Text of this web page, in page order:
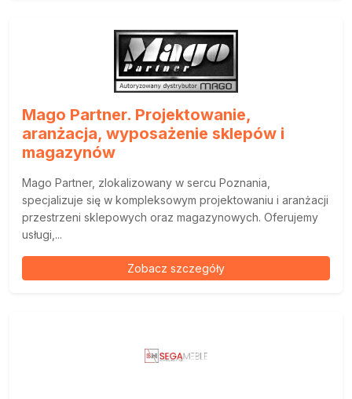
Mago Partner. Projektowanie,
aranżacja, wyposażenie sklepów i
magazynów
Mago Partner, zlokalizowany w sercu Poznania,
specjalizuje się w kompleksowym projektowaniu i aranżacji
przestrzeni sklepowych oraz magazynowych. Oferujemy
usługi,...
Zobacz szczegóły